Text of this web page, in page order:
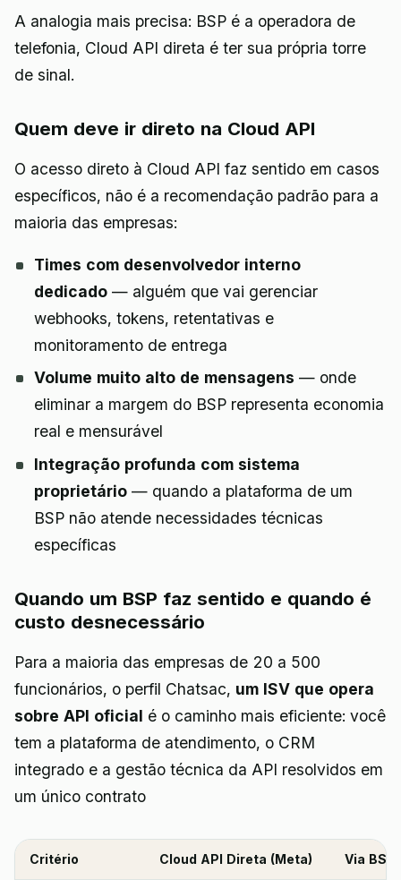
A analogia mais precisa: BSP é a operadora de
telefonia, Cloud API direta é ter sua própria torre
de sinal.
Quem deve ir direto na Cloud API
O acesso direto à Cloud API faz sentido em casos
específicos, não é a recomendação padrão para a
maioria das empresas:
Times com desenvolvedor interno
dedicado— alguém que vai gerenciar
webhooks, tokens, retentativas e
monitoramento de entrega
Volume muito alto de mensagens — onde
eliminar a margem do BSP representa economia
real e mensurável
Integração profunda com sistema
proprietário— quando a plataforma de um
BSP não atende necessidades técnicas
específicas
Quando um BSP faz sentido e quando é
custo desnecessário
Para a maioria das empresas de 20 a 500
funcionários, o perfil Chatsac, um ISV que opera
sobre API oficial é o caminho mais eficiente: você
tem a plataforma de atendimento, o CRM
integrado e a gestão técnica da API resolvidos em
um único contrato
Critério Cloud API Direta (Meta) Via BSP